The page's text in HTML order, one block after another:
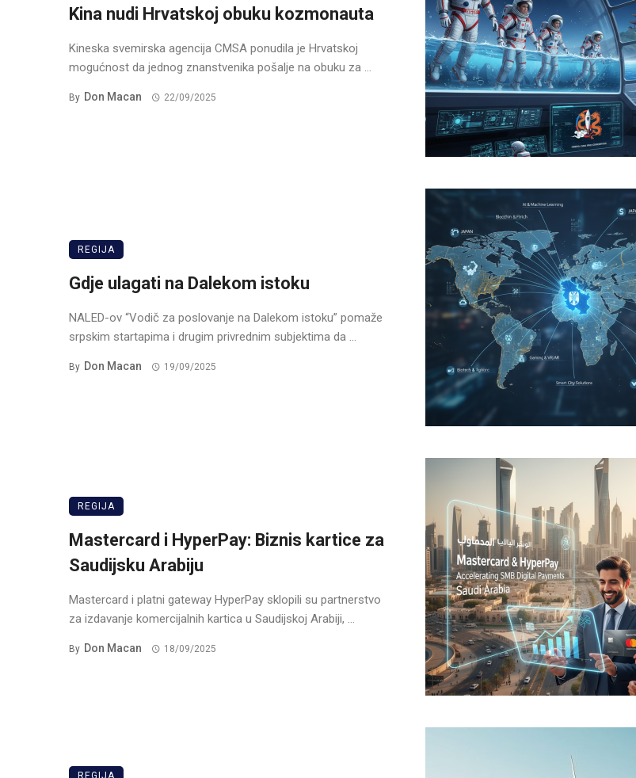
Kina nudi Hrvatskoj obuku kozmonauta
Kineska svemirska agencija CMSA ponudila je Hrvatskoj
mogućnost da jednog znanstvenika pošalje na obuku za ...
By Don Macan 22/09/2025
REGIJA
Gdje ulagati na Dalekom istoku
NALED-ov “Vodič za poslovanje na Dalekom istoku” pomaže
srpskim startapima i drugim privrednim subjektima da ...
By Don Macan 19/09/2025
REGIJA
Mastercard i HyperPay: Biznis kartice za
Saudijsku Arabiju
Mastercard i platni gateway HyperPay sklopili su partnerstvo
za izdavanje komercijalnih kartica u Saudijskoj Arabiji, ...
By Don Macan 18/09/2025
REGIJA